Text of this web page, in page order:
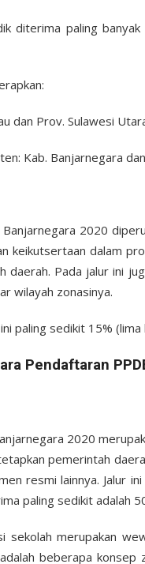
diterima paling
dan Prov. Sulawesi
Kab. Banjarnegara
Banjarnegara 2020
keikutsertaan dalam
daerah. Pada jalur ini
wilayah zonasinya.
paling sedikit 15%
Pendaftaran
2020
pemerintah
resmi lainnya. Jalur
paling sedikit adalah
sekolah merupakan
beberapa